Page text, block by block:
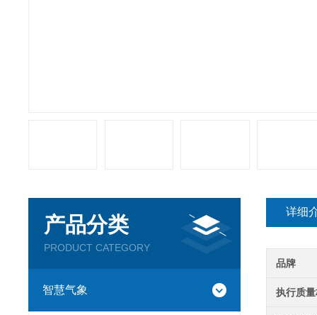
产品分类
PRODUCT CATEGORY
智慧气象
详细
品牌
执行质